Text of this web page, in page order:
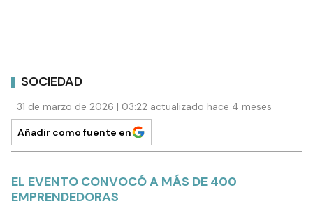
SOCIEDAD
31 de marzo de 2026 | 03:22 actualizado hace 4 meses
Añadir como fuente en
EL EVENTO CONVOCÓ A MÁS DE 400
EMPRENDEDORAS